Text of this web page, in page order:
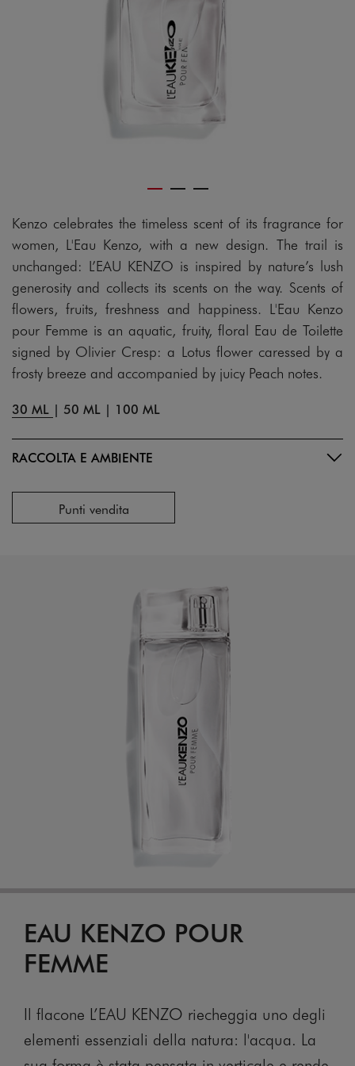
Kenzo celebrates the timeless scent of its fragrance for
women, L'Eau Kenzo, with a new design. The trail is
unchanged: L’EAU KENZO is inspired by nature’s lush
generosity and collects its scents on the way. Scents of
flowers, fruits, freshness and happiness. L'Eau Kenzo
pour Femme is an aquatic, fruity, floral Eau de Toilette
signed by Olivier Cresp: a Lotus flower caressed by a
frosty breeze and accompanied by juicy Peach notes.
30 ML | 50 ML | 100 ML
RACCOLTA E AMBIENTE
Punti vendita
EAU KENZO POUR
FEMME
Il flacone L’EAU KENZO riecheggia uno degli
elementi essenziali della natura: l'acqua. La